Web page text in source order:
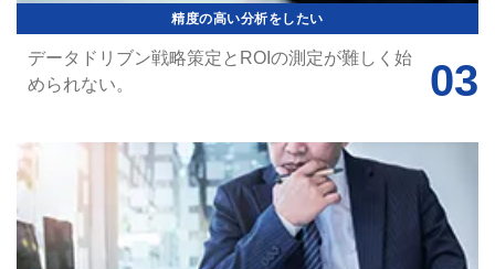
精度の高い分析をしたい
データドリブン戦略策定とROIの測定が難しく始
められない。